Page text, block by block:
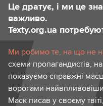
Це дратує, і ми це
важливо.
Texty.org.ua
Ми робимо те, на що не
схеми пропагандистів,
показуємо справжні
ворогами
Маск писав у своєму